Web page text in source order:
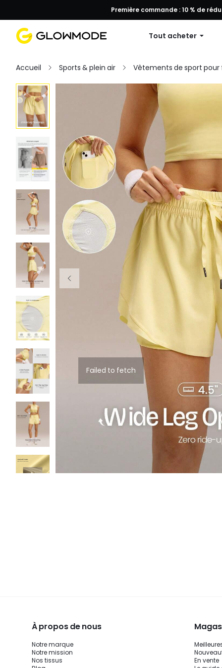
Première commande : 10 % de
Tout acheter
Accueil Sports & plein air Vêtements de sport
À propos de nous
Notre marque
Notre mission
Nos tissus
En vente